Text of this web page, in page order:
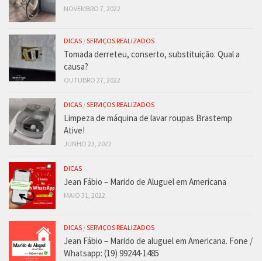
NOVEMBRO 7, 2022
DICAS /SERVIÇOS REALIZADOS
Tomada derreteu, conserto, substituição. Qual a
causa?
OUTUBRO 27, 2022
DICAS /SERVIÇOS REALIZADOS
Limpeza de máquina de lavar roupas Brastemp
Ative!
JUNHO 23, 2022
DICAS
Jean Fábio – Marido de Aluguel em Americana
MAIO 31, 2022
DICAS /SERVIÇOS REALIZADOS
Jean Fábio – Marido de aluguel em Americana. Fone /
Whatsapp: (19) 99244-1485